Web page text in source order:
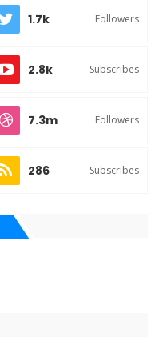
1.7k Followers
2.8k Subscribes
7.3m Followers
286 Subscribes